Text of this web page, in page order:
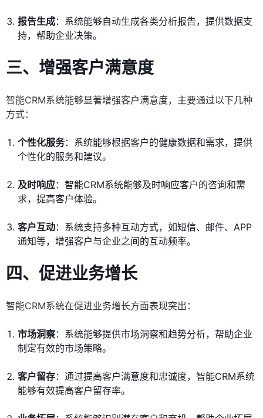
报告生成：系统能够自动生成各类分析报告，提供数据支
持，帮助企业决策。
三、增强客户满意度
智能CRM系统能够显著增强客户满意度，主要通过以下几种
方式：
个性化服务：系统能够根据客户的健康数据和需求，提供
个性化的服务和建议。
及时响应：智能CRM系统能够及时响应客户的咨询和需
求，提高客户体验。
客户互动：系统支持多种互动方式，如短信、邮件、APP
通知等，增强客户与企业之间的互动频率。
四、促进业务增长
智能CRM系统在促进业务增长方面表现突出：
市场洞察：系统能够提供市场洞察和趋势分析，帮助企业
制定有效的市场策略。
客户留存：通过提高客户满意度和忠诚度，智能CRM系统
能够有效提高客户留存率。